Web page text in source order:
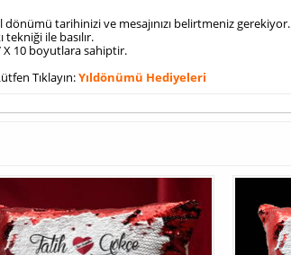
tarihinizi ve mesajınızı belirtmeniz gerekiyor.
ile basılır.
X 10 boyutlara sahiptir.
Tıklayın:Yıldönümü Hediyeleri